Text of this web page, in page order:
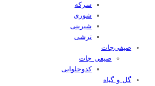
سرکه
شوری
شیرینی
ترشی
صیفی‌جات
صیفی جات
کدوحلوایی
گل و گیاه